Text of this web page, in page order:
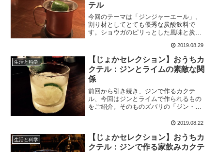
テル
今回のテーマは「ジンジャーエール」、
割り材としてとても優秀な炭酸飲料で
す。ショウガのピリっとした風味と炭酸
節にはうってつけ。今回は振り返りの意
味も込めて、改めてカクテルをご紹介し
ていこうかと思います。
2019.08.29
生活と科学
【じょかセレクション】おうちカ
クテル：ジンとライムの素敵な関
係
前回から引き続き、ジンで作るカクテ
ル、今回はジンとライムで作られるもの
をご紹介。そのものズバリの「ジン・ラ
があります。ジンとライムとちょっとし
オススメです。
2019.08.22
生活と科学
【じょかセレクション】おうちカ
クテル：ジンで作る家飲みカクテ